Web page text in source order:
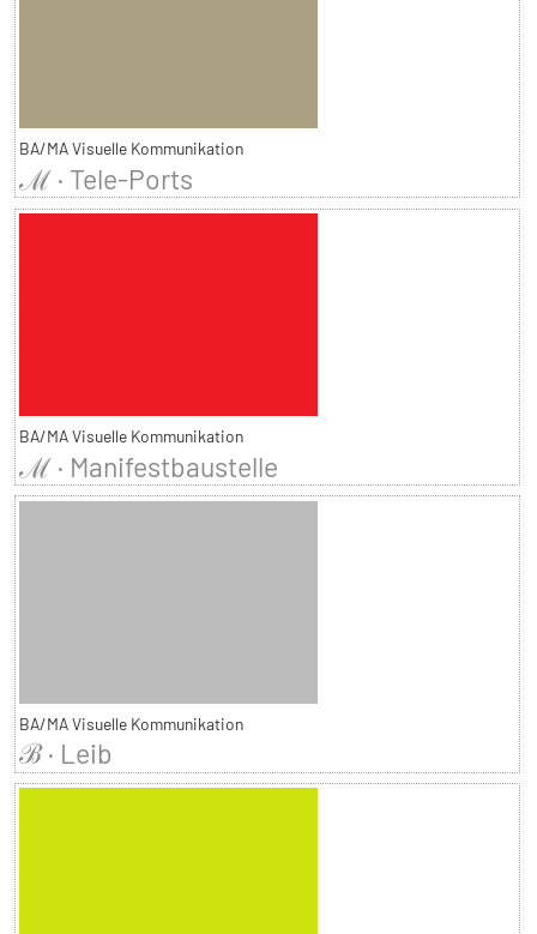
BA/MA Visuelle Kommunikation
ℳ · Tele-Ports
BA/MA Visuelle Kommunikation
ℳ · Manifestbaustelle
BA/MA Visuelle Kommunikation
ℬ · Leib